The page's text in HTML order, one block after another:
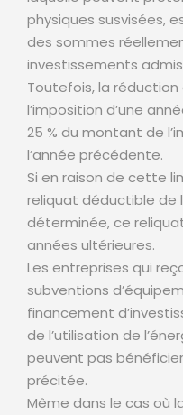
physiques susvisées,
des sommes
investissements
Toutefois, la
l’imposition d’une
25 % du montant de
l’année précédente.
Si en raison de cette
reliquat déductible de
déterminée, ce
années ultérieures.
Les entreprises qui
subventions
financement
de l’utilisation de
peuvent pas
précitée.
Même dans le cas où